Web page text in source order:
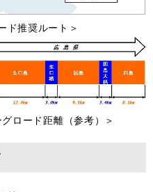
ド推奨ルート＞
ロード距離（参考）＞